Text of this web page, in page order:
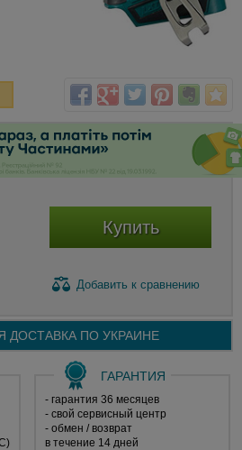
Купить
Добавить к сравнению
ДОСТАВКА ПО УКРАИНЕ
ГАРАНТИЯ
- гарантия 36 месяцев
- свой сервисный центр
- обмен / возврат
в течение 14 дней